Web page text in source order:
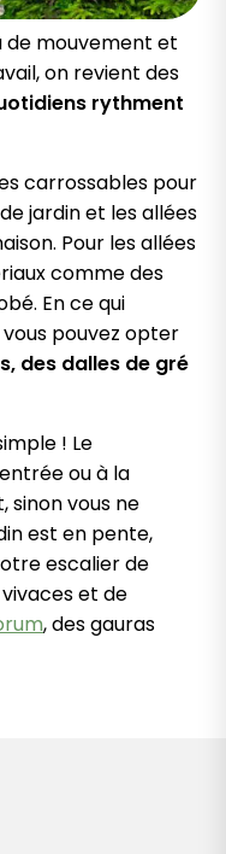
de mouvement et
on revient des
rythment
carrossables pour
jardin et les allées
Pour les allées
comme des
En ce qui
pouvez opter
des dalles de gré
! Le
ou à la
sinon vous ne
est en pente,
escalier de
et de
, des gauras